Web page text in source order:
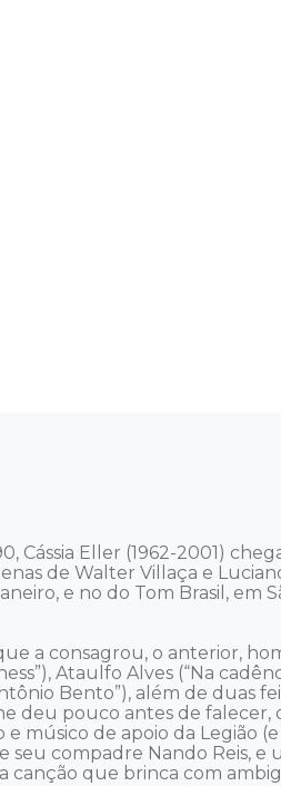
Cássia Eller (1962-2001)
de Walter Villaça e
e no do Tom Brasil, em
a consagrou, o anterior,
Ataulfo Alves (“Na
Bento”), além de duas
deu pouco antes de falecer,
músico de apoio da Legião
compadre Nando Reis, e
canção que brinca com